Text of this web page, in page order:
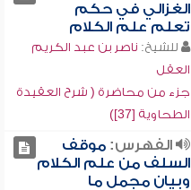
الغزالي في حكم
تعلم علم الكلام
للشيخ: ناصر بن عبد الكريم
العقل
جزء من محاضرة ( شرح العقيدة
الطحاوية [37])
الفهرس:موقف
السلف من علم الكلام
وبيان مجمل ما